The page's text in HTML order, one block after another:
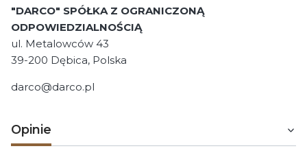
"DARCO" SPÓŁKA Z OGRANICZONĄ
ODPOWIEDZIALNOŚCIĄ
ul. Metalowców 43
39-200 Dębica, Polska
darco@darco.pl
Opinie